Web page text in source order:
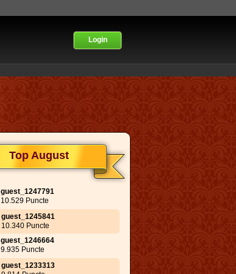
Login
Top August
guest_1247791
10.529 Puncte
guest_1245841
10.340 Puncte
guest_1246664
9.935 Puncte
guest_1233313